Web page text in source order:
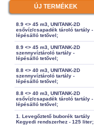
ÚJ TERMÉKEK
8.9 <> 45 m3, UNITANK-2D
esővíz/csapadék tároló tartály -
lépésálló tetővel;
8.9 <> 45 m3, UNITANK-2D
szennyvíztároló tartály -
lépésálló tetővel;
8.8 <> 40 m3, UNITANK-2D
szennyvíztároló tartály -
lépésálló tetővel;
8.8 <> 40 m3, UNITANK-2D
esővíz/csapadék tároló tartály -
lépésálló tetővel;
1. Levegőztető buborék tartály
Kegyedi rendszerhez - 125 liter;